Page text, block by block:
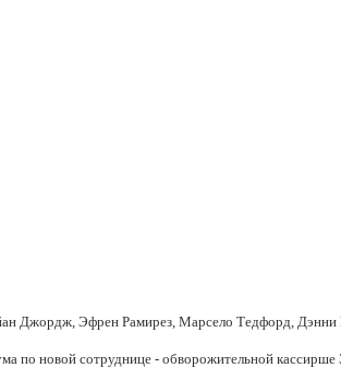
Джордж, Эфрен Рамирез, Марсело Тедфорд, Дэнни
по новой сотруднице - обворожительной